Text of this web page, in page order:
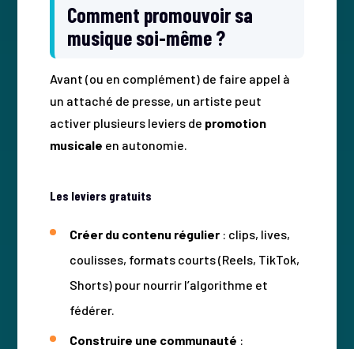
Comment promouvoir sa
musique soi-même ?
Avant (ou en complément) de faire appel à
un attaché de presse, un artiste peut
activer plusieurs leviers de promotion
musicale en autonomie.
Les leviers gratuits
Créer du contenu régulier : clips, lives,
coulisses, formats courts (Reels, TikTok,
Shorts) pour nourrir l’algorithme et
fédérer.
Construire une communauté :